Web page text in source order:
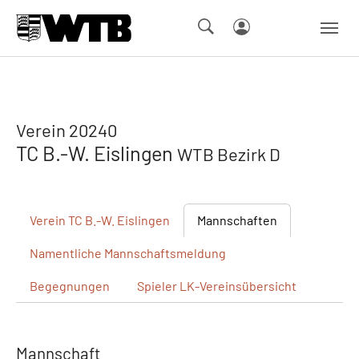
Verein 20240
TC B.-W. Eislingen WTB Bezirk D
Verein TC B.-W. Eislingen Mannschaften
Namentliche Mannschaftsmeldung
Begegnungen Spieler LK-Vereinsübersicht
Mannschaft